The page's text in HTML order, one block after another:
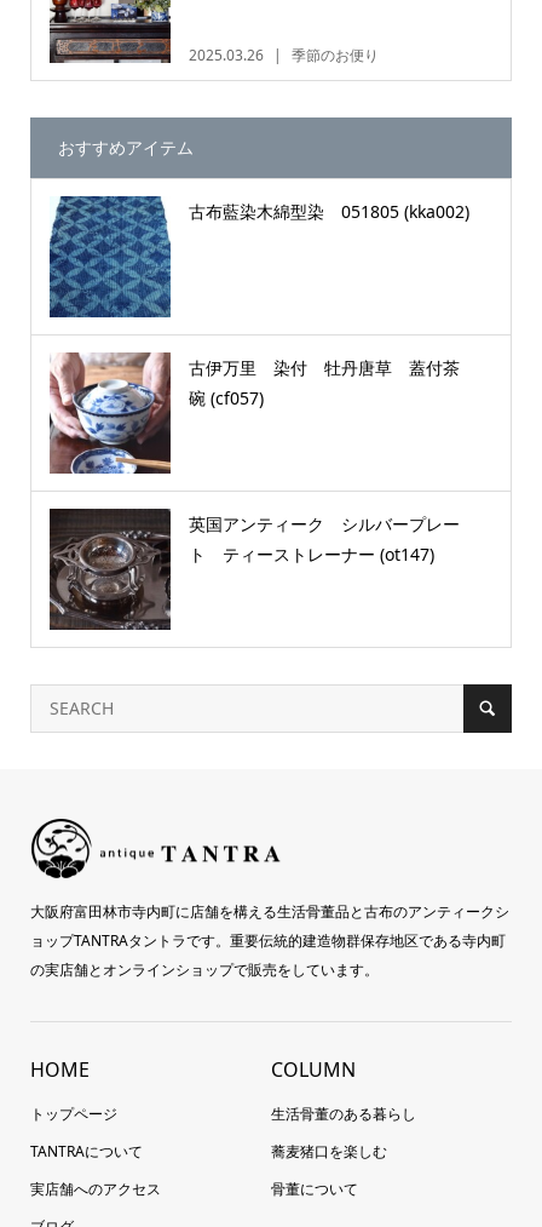
2025.03.26 季節のお便り
おすすめアイテム
古布藍染木綿型染 051805 (kka002)
古伊万里 染付 牡丹唐草 蓋付茶
碗 (cf057)
英国アンティーク シルバープレー
ト ティーストレーナー (ot147)
大阪府富田林市寺内町に店舗を構える生活骨董品と古布のアンティークシ
ョップTANTRAタントラです。重要伝統的建造物群保存地区である寺内町
の実店舗とオンラインショップで販売をしています。
HOME
トップページ
TANTRAについて
実店舗へのアクセス
COLUMN
生活骨董のある暮らし
蕎麦猪口を楽しむ
骨董について